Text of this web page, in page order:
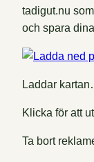
tadigut.nu
och spara
Laddar
Klicka för att
Ta bort